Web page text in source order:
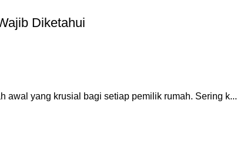
Diketahui
awal yang krusial bagi setiap pemilik rumah. Sering k...